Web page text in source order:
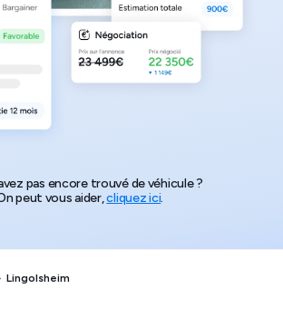
pas encore trouvé de véhicule ?
peut vous aider,cliquez ici.
Lingolsheim